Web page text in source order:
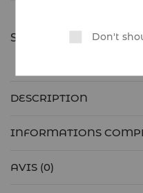
Share:
DESCRIPTION
INFORMATIONS
AVIS (0)
Don't